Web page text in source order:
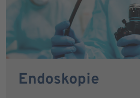
Endoskopie